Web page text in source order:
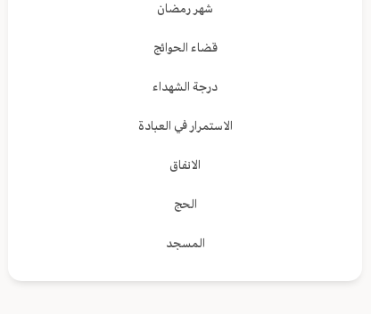
شهر رمضان
قضاء الحوائج
درجة الشهداء
الاستمرار في العبادة
الانفاق
الحج
المسجد